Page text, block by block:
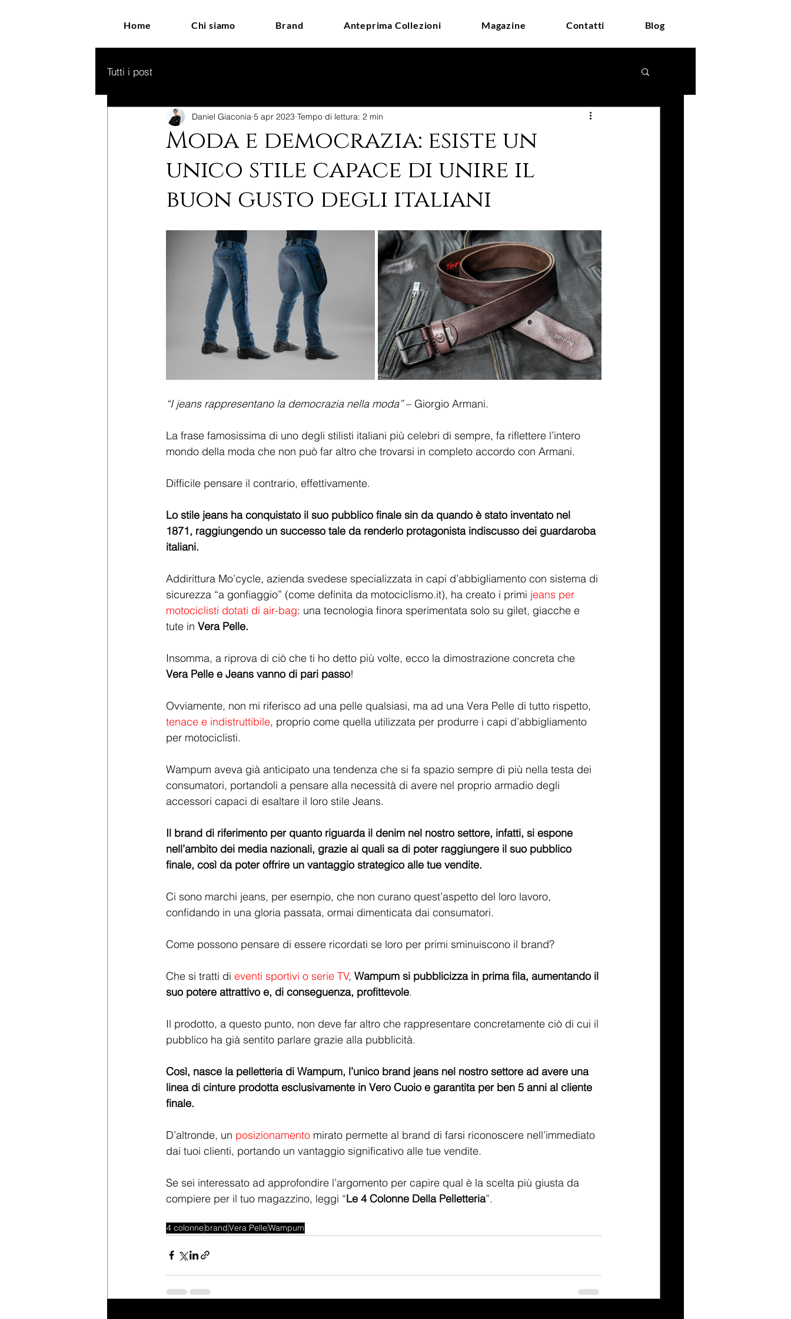
Home Chi siamo Brand Anteprima Collezioni Magazine Contatti Blog
Tutti i post
Moda e democrazia: esiste un
unico stile capace di unire il
buon gusto degli italiani
Daniel Giaconia 5 apr 2023 Tempo di lettura: 2 min
“I jeans rappresentano la democrazia nella moda” – Giorgio Armani.
La frase famosissima di uno degli stilisti italiani più celebri di sempre, fa riflettere l’intero
mondo della moda che non può far altro che trovarsi in completo accordo con Armani.
Difficile pensare il contrario, effettivamente.
Lo stile jeans ha conquistato il suo pubblico finale sin da quando è stato inventato nel
1871, raggiungendo un successo tale da renderlo protagonista indiscusso dei guardaroba
italiani.
Addirittura Mo’cycle, azienda svedese specializzata in capi d’abbigliamento con sistema di
sicurezza “a gonfiaggio” (come definita da motociclismo.it), ha creato i primi jeans per
motociclisti dotati di air-bag: una tecnologia finora sperimentata solo su gilet, giacche e
tute in Vera Pelle.
Insomma, a riprova di ciò che ti ho detto più volte, ecco la dimostrazione concreta che
Vera Pelle e Jeans vanno di pari passo!
Ovviamente, non mi riferisco ad una pelle qualsiasi, ma ad una Vera Pelle di tutto rispetto,
tenace e indistruttibile, proprio come quella utilizzata per produrre i capi d’abbigliamento
per motociclisti.
Wampum aveva già anticipato una tendenza che si fa spazio sempre di più nella testa dei
consumatori, portandoli a pensare alla necessità di avere nel proprio armadio degli
accessori capaci di esaltare il loro stile Jeans.
Il brand di riferimento per quanto riguarda il denim nel nostro settore, infatti, si espone
nell’ambito dei media nazionali, grazie ai quali sa di poter raggiungere il suo pubblico
finale, così da poter offrire un vantaggio strategico alle tue vendite.
Ci sono marchi jeans, per esempio, che non curano quest’aspetto del loro lavoro,
confidando in una gloria passata, ormai dimenticata dai consumatori.
Come possono pensare di essere ricordati se loro per primi sminuiscono il brand?
Che si tratti di eventi sportivi o serie TV, Wampum si pubblicizza in prima fila, aumentando il
suo potere attrattivo e, di conseguenza, profittevole.
Il prodotto, a questo punto, non deve far altro che rappresentare concretamente ciò di cui il
pubblico ha già sentito parlare grazie alla pubblicità.
Così, nasce la pelletteria di Wampum, l’unico brand jeans nel nostro settore ad avere una
linea di cinture prodotta esclusivamente in Vero Cuoio e garantita per ben 5 anni al cliente
finale.
D’altronde, un posizionamento mirato permette al brand di farsi riconoscere nell’immediato
dai tuoi clienti, portando un vantaggio significativo alle tue vendite.
Se sei interessato ad approfondire l’argomento per capire qual è la scelta più giusta da
compiere per il tuo magazzino, leggi “Le 4 Colonne Della Pelletteria”.
4 colonne brandVera PelleWampum